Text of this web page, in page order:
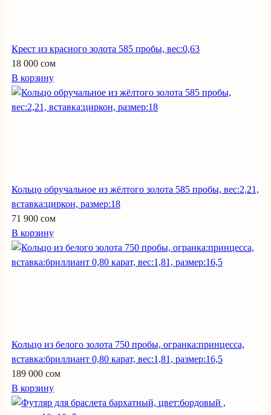
Крест из красного золота 585 пробы, вес:0,63
18 000 сом
В корзину
Кольцо обручальное из жёлтого золота 585 пробы, вес:2,21,
вставка:циркон, размер:18
71 900 сом
В корзину
Кольцо из белого золота 750 пробы, огранка:принцесса,
вставка:бриллиант 0,80 карат, вес:1,81, размер:16,5
189 000 сом
В корзину